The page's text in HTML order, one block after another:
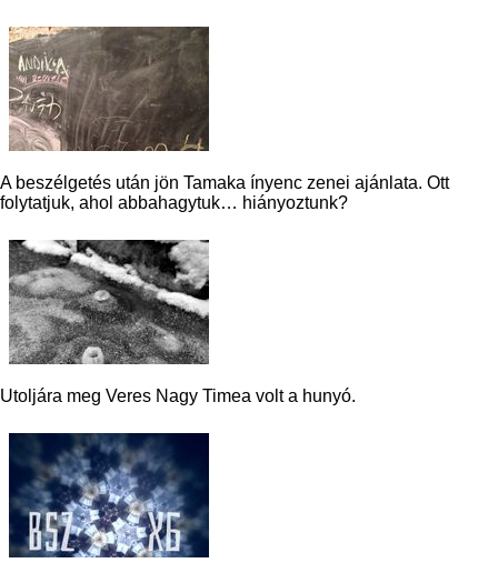
A beszélgetés után jön Tamaka ínyenc zenei ajánlata. Ott
folytatjuk, ahol abbahagytuk… hiányoztunk?
Utoljára meg Veres Nagy Timea volt a hunyó.